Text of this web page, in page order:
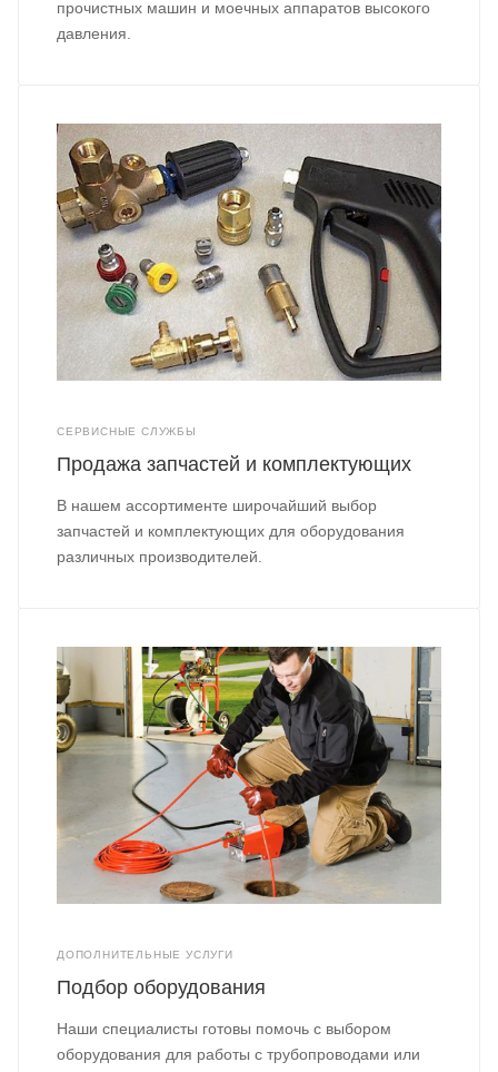
прочистных машин и моечных аппаратов высокого
давления.
СЕРВИСНЫЕ СЛУЖБЫ
Продажа запчастей и комплектующих
В нашем ассортименте широчайший выбор
запчастей и комплектующих для оборудования
различных производителей.
ДОПОЛНИТЕЛЬНЫЕ УСЛУГИ
Подбор оборудования
Наши специалисты готовы помочь с выбором
оборудования для работы с трубопроводами или